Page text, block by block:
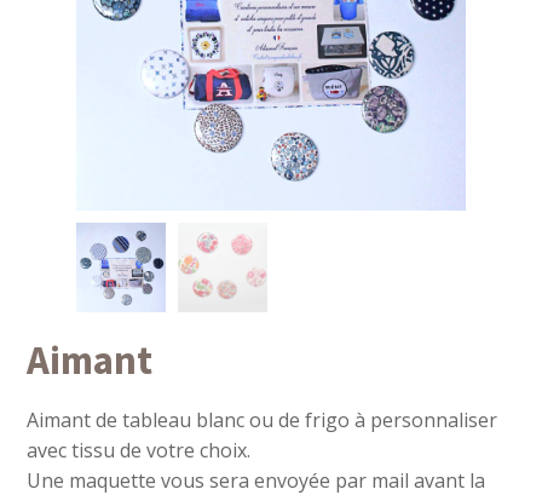
Aimant
Aimant de tableau blanc ou de frigo à personnaliser
avec tissu de votre choix.
Une maquette vous sera envoyée par mail avant la